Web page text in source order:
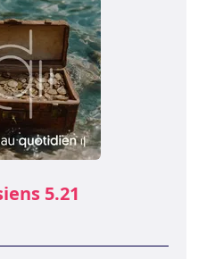
5.21